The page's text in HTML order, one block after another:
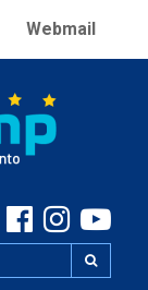
Webmail